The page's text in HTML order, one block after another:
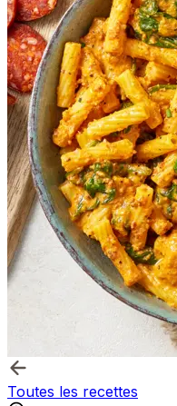
Toutes les recettes